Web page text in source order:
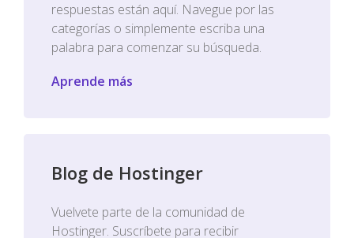
respuestas están aquí. Navegue por las
categorías o simplemente escriba una
palabra para comenzar su búsqueda.
Aprende más
Blog de Hostinger
Vuelvete parte de la comunidad de
Hostinger. Suscríbete para recibir